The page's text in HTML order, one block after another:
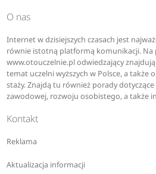
O nas
Internet w dzisiejszych czasach jest
równie istotną platformą komunikacji.
www.otouczelnie.pl odwiedzający
temat uczelni wyższych w Polsce, a także
staży. Znajdą tu również porady
zawodowej, rozwoju osobistego, a także
Kontakt
Reklama
Aktualizacja informacji